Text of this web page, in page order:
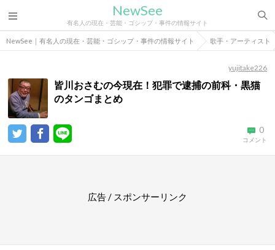
NewSee
有名人の現在・芸能・ゴシップ・事件の情報サイト
NewSee｜有名人の現在・芸能・ゴシップ・事件の情報サイト 歌手・アーティスト
yujitake226
皆川おさむの今現在！犯罪で逮捕の前科・黒猫
のタンゴまとめ
0
コメント
広告 / スポンサーリンク